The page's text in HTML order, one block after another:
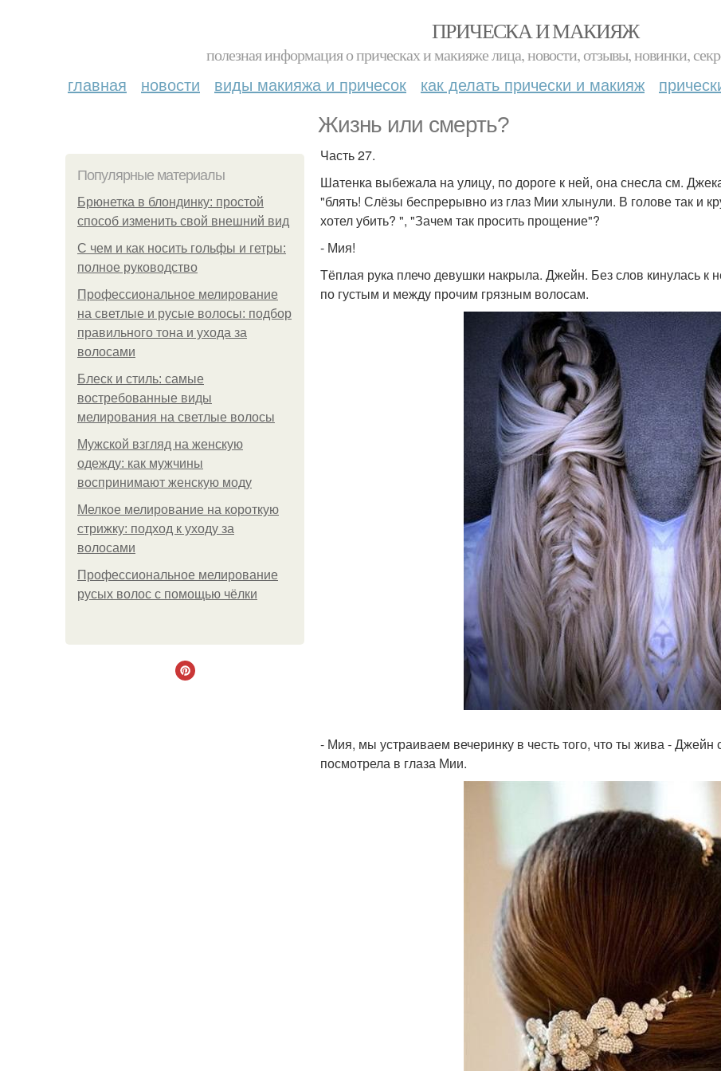
ПРИЧЕСКА И МАКИЯЖ
полезная информация о прическах и макияже лица, новости, отзывы, новинки,
главная новости виды макияжа и причесок как делать прически и макияж
Жизнь или смерть?
Популярные материалы
Брюнетка в блондинку: простой
способ изменить свой внешний вид
С чем и как носить гольфы и гетры:
полное руководство
Профессиональное мелирование
на светлые и русые волосы: подбор
правильного тона и ухода за
волосами
Блеск и стиль: самые
востребованные виды
мелирования на светлые волосы
Мужской взгляд на женскую
одежду: как мужчины
воспринимают женскую моду
Мелкое мелирование на короткую
стрижку: подход к уходу за
волосами
Профессиональное мелирование
русых волос с помощью чёлки
Часть 27.
Шатенка выбежала на улицу, по дороге к ней, она снесла см.
"блять! Слёзы беспрерывно из глаз Мии хлынули. В голове так и
хотел убить? ", "Зачем так просить прощение"?
- Мия!
Тёплая рука плечо девушки накрыла. Джейн. Без слов кинулась к
по густым и между прочим грязным волосам.
- Мия, мы устраиваем вечеринку в честь того, что ты жива -
посмотрела в глаза Мии.